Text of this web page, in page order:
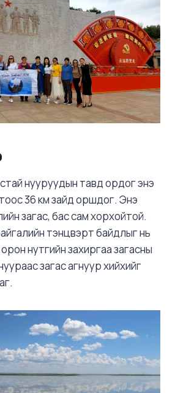
нууруудын тавд ордог энэ
36 км зайд оршдог. Энэ
загас, бас сам хорхойтой.
тэнцвэрт байдлыг нь
нутгийн захиргаа загасны
загас агнуур хийхийг